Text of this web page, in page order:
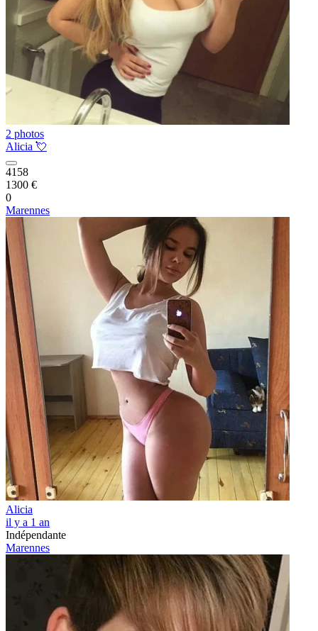
2 photos
Alicia 💘
4158
1300 €
0
Marennes
Alicia
il y a 1 an
Indépendante
Marennes